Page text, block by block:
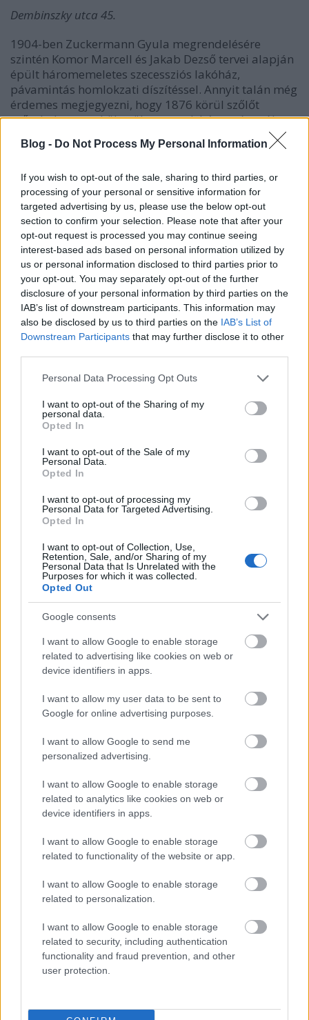
Blog - Do Not Process My Personal Information
If you wish to opt-out of the sale, sharing to third parties, or
processing of your personal or sensitive information for
targeted advertising by us, please use the below opt-out
section to confirm your selection. Please note that after your
opt-out request is processed you may continue seeing
interest-based ads based on personal information utilized by
us or personal information disclosed to third parties prior to
your opt-out. You may separately opt-out of the further
disclosure of your personal information by third parties on the
IAB’s list of downstream participants. This information may
also be disclosed by us to third parties on the IAB’s List of
Downstream Participants that may further disclose it to other
Please note that this website/app uses one or more Google
not limited to your visit or usage behaviour. You may click to
grant or deny consent to Google and its third-party tags to
use your data for below specified purposes in below Google
consent section.
Personal Data Processing Opt Outs
I want to opt-out of the Sharing of my
personal data.
Opted In
I want to opt-out of the Sale of my
Personal Data.
Opted In
I want to opt-out of processing my
Personal Data for Targeted Advertising.
Opted In
I want to opt-out of Collection, Use,
Retention, Sale, and/or Sharing of my
Personal Data that Is Unrelated with the
Purposes for which it was collected.
Opted Out
Google consents
I want to allow Google to enable storage
related to advertising like cookies on web or
device identifiers in apps.
I want to allow my user data to be sent to
Google for online advertising purposes.
I want to allow Google to send me
personalized advertising.
I want to allow Google to enable storage
related to analytics like cookies on web or
device identifiers in apps.
I want to allow Google to enable storage
related to functionality of the website or app.
I want to allow Google to enable storage
related to personalization.
I want to allow Google to enable storage
related to security, including authentication
functionality and fraud prevention, and other
user protection.
Dembinszky utca 45.
1904-ben Zuckermann Gyula megrendelésére
szintén Komor Marcell és Jakab Dezső tervei alapján
épült háromemeletes szecessziós lakóház,
pávamintás homlokzati díszítéssel. Annyit talán még
érdemes megjegyezni, hogy 1876 körül szőlőt
műveltek ezen a külterületen, csak három év múlva,
1879-ben kapott helyrajzi számot és házszámot, de
ekkor még István út 34. volt a cím. Mai címét pedig a
Jakab Dezső(1864-1932) - Dolgozott Pecz Samu, Korb
és Giergl irodájában, Francsek Imrénél a Fővárosi
Mérnöki Hivatalban és Pfaff Ferencnél a MÁV
magasépítési osztályán. Szabadkán – ahová rokoni
szálak fűzték – sokat tervezett. Az Ezredéves Kiállítás
tervező- irodájában vezető tervező volt, majd
Lechner Ödön műtermében dolgozott. Nagy
tanulmányutakat tett, bejárta egész Európát, hosszú
időt töltött Konstantinápolyban és Athénban. 1897-
ben társult Komor Marcellal, 1918-ig közösen
készítettek minden tervet. Utána vejével, Sós
Címkék:szecesszió dembinszky utca VII. kerület
marek
józsef utca vincze miklós
Megszakadt az összeköttetés [485.]
Múltidéző - Dohány utcai sütőház [479.]